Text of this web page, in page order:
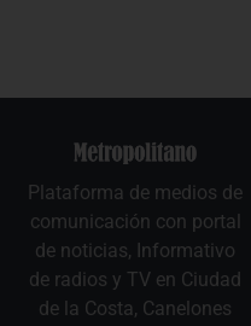
Plataforma de medios de
comunicación con portal
de noticias, Informativo
de radios y TV en Ciudad
de la Costa, Canelones